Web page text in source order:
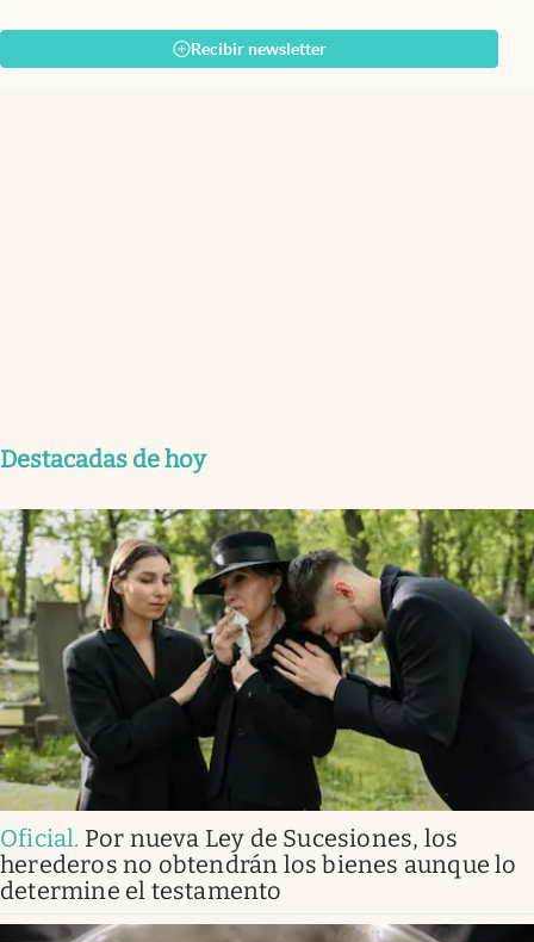
Recibir newsletter
Destacadas de hoy
Oficial. Por nueva Ley de Sucesiones, los
herederos no obtendrán los bienes aunque lo
determine el testamento